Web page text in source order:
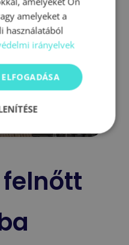
amelyeket a
használatából
irányelvek
ELFOGADÁSA